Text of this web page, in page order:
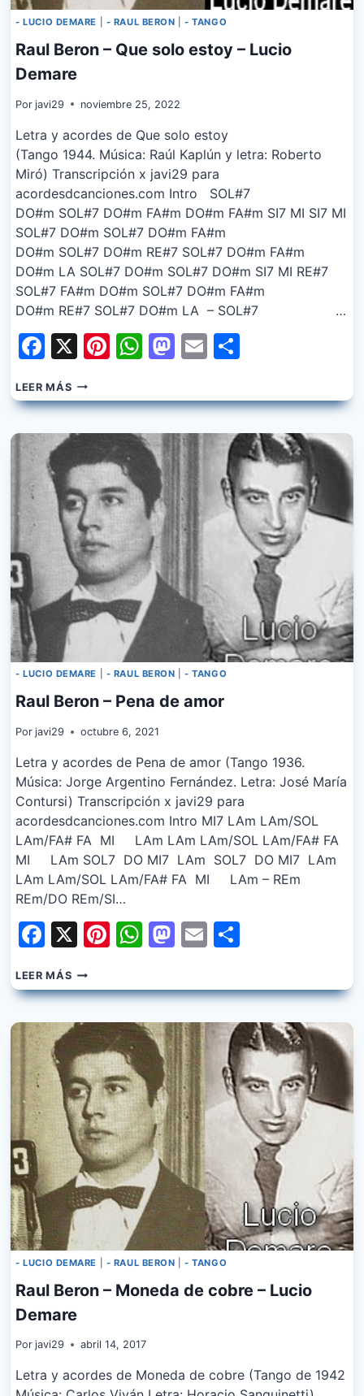
- LUCIO DEMARE - RAUL BERON |- TANGO
Raul Beron – Que solo estoy – Lucio
Demare
Por javi29 noviembre 25, 2022
Letra y acordes de Que solo estoy
(Tango 1944. Música: Raúl Kaplún y letra: Roberto
Miró) Transcripción x javi29 para
acordesdcanciones.com Intro SOL#7
DO#m SOL#7 DO#m FA#m DO#m FA#m SI7 MI SI7 MI
SOL#7 DO#m SOL#7 DO#m FA#m
DO#m SOL#7 DO#m RE#7 SOL#7 DO#m FA#m
DO#m LA SOL#7 DO#m SOL#7 DO#m SI7 MI RE#7
SOL#7 FA#m DO#m SOL#7 DO#m FA#m
DO#m RE#7 SOL#7 DO#m LA – SOL#7 …
Facebook
X Pinterest
WhatsApp
Mastodon
Email
LEER MÁSRAUL
BERON
–
ESTOY
LUCIO
DEMARE
- LUCIO DEMARE - RAUL BERON |- TANGO
Raul Beron – Pena de amor
Por javi29 octubre 6, 2021
Letra y acordes de Pena de amor (Tango 1936.
Música: Jorge Argentino Fernández. Letra: José María
Contursi) Transcripción x javi29 para
acordesdcanciones.com Intro MI7 LAm LAm/SOL
LAm/FA# FA MI LAm LAm LAm/SOL LAm/FA# FA
MI LAm SOL7 DO MI7 LAm SOL7 DO MI7 LAm
LAm LAm/SOL LAm/FA# FA MI LAm – REm
REm/DO REm/SI…
Facebook
X Pinterest
WhatsApp
Mastodon
Email
LEER MÁSRAUL
BERON
–
DE
AMOR
- LUCIO DEMARE - RAUL BERON |- TANGO
Raul Beron – Moneda de cobre – Lucio
Demare
Por javi29 abril 14, 2017
Letra y acordes de Moneda de cobre (Tango de 1942